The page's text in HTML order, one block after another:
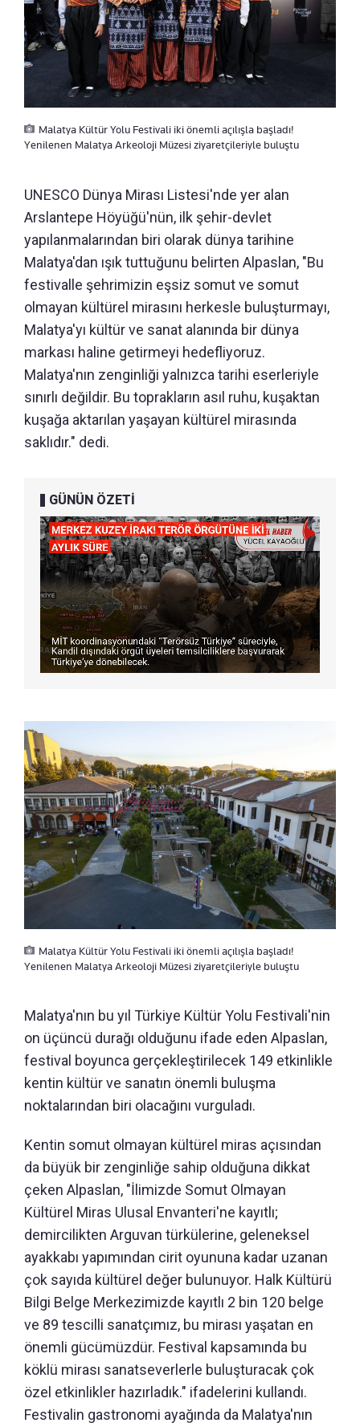
Malatya Kültür Yolu Festivali iki önemli açılışla başladı!
Yenilenen Malatya Arkeoloji Müzesi ziyaretçileriyle buluştu
UNESCO Dünya Mirası Listesi'nde yer alan
Arslantepe Höyüğü'nün, ilk şehir-devlet
yapılanmalarından biri olarak dünya tarihine
Malatya'dan ışık tuttuğunu belirten Alpaslan, "Bu
festivalle şehrimizin eşsiz somut ve somut
olmayan kültürel mirasını herkesle buluşturmayı,
Malatya'yı kültür ve sanat alanında bir dünya
markası haline getirmeyi hedefliyoruz.
Malatya'nın zenginliği yalnızca tarihi eserleriyle
sınırlı değildir. Bu toprakların asıl ruhu, kuşaktan
kuşağa aktarılan yaşayan kültürel mirasında
saklıdır." dedi.
GÜNÜN ÖZETİ
Malatya Kültür Yolu Festivali iki önemli açılışla başladı!
Yenilenen Malatya Arkeoloji Müzesi ziyaretçileriyle buluştu
Malatya'nın bu yıl Türkiye Kültür Yolu Festivali'nin
on üçüncü durağı olduğunu ifade eden Alpaslan,
festival boyunca gerçekleştirilecek 149 etkinlikle
kentin kültür ve sanatın önemli buluşma
noktalarından biri olacağını vurguladı.
Kentin somut olmayan kültürel miras açısından
da büyük bir zenginliğe sahip olduğuna dikkat
çeken Alpaslan, "İlimizde Somut Olmayan
Kültürel Miras Ulusal Envanteri'ne kayıtlı;
demircilikten Arguvan türkülerine, geleneksel
ayakkabı yapımından cirit oyununa kadar uzanan
çok sayıda kültürel değer bulunuyor. Halk Kültürü
Bilgi Belge Merkezimizde kayıtlı 2 bin 120 belge
ve 89 tescilli sanatçımız, bu mirası yaşatan en
önemli gücümüzdür. Festival kapsamında bu
köklü mirası sanatseverlerle buluşturacak çok
özel etkinlikler hazırladık." ifadelerini kullandı.
Festivalin gastronomi ayağında da Malatya'nın